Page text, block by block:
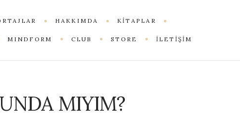
HAKKIMDA KITAPLAR
MINDFORM CLUB STORE İLETİŞİM
MIYIM?